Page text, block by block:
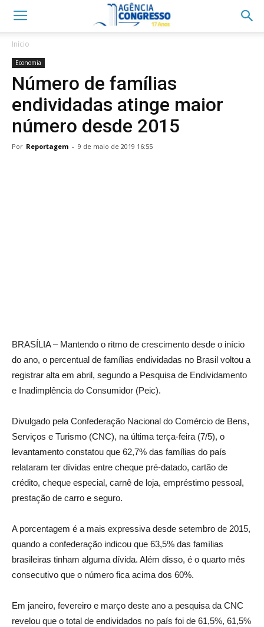
Início
Economia
Número de famílias
endividadas atinge maior
número desde 2015
Por Reportagem - 9 de maio de 2019 16:55
BRASÍLIA – Mantendo o ritmo de crescimento desde o início
do ano, o percentual de famílias endividadas no Brasil voltou a
registrar alta em abril, segundo a Pesquisa de Endividamento
e Inadimplência do Consumidor (Peic).
Divulgado pela Confederação Nacional do Comércio de Bens,
Serviços e Turismo (CNC), na última terça-feira (7/5), o
levantamento constatou que 62,7% das famílias do país
relataram ter dívidas entre cheque pré-datado, cartão de
crédito, cheque especial, carnê de loja, empréstimo pessoal,
prestação de carro e seguro.
A porcentagem é a mais expressiva desde setembro de 2015,
quando a confederação indicou que 63,5% das famílias
brasileiras tinham alguma dívida. Além disso, é o quarto mês
consecutivo que o número fica acima dos 60%.
Em janeiro, fevereiro e março deste ano a pesquisa da CNC
revelou que o total de endividados no país foi de 61,5%, 61,5%